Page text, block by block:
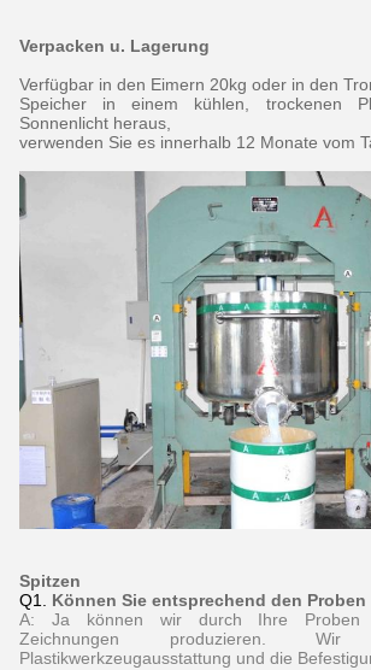
Verpacken u. Lagerung
Verfügbar in den Eimern 20kg oder in den
Speicher in einem kühlen, trockenen
Sonnenlicht heraus,
verwenden Sie es innerhalb 12 Monate vom
Spitzen
Q1. Können Sie entsprechend den
A: Ja können wir durch Ihre Proben
Zeichnungen produzieren.
Plastikwerkzeugausstattung und die